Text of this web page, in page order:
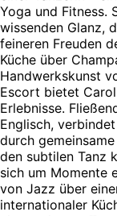
Yoga und Fitness.
wissenden Glanz,
feineren Freuden
Küche über
Handwerkskunst
Escort bietet
Erlebnisse.
Englisch,
durch
den subtilen Tanz
sich um Momente
von Jazz über
internationaler